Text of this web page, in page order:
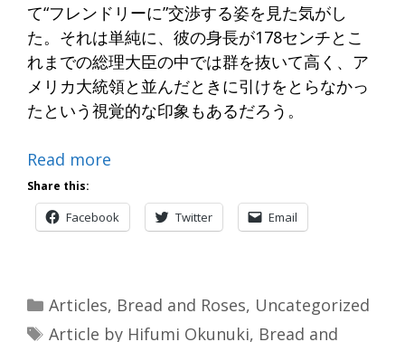
て“フレンドリーに”交渉する姿を見た気がし
た。それは単純に、彼の身長が178センチとこ
れまでの総理大臣の中では群を抜いて高く、ア
メリカ大統領と並んだときに引けをとらなかっ
たという視覚的な印象もあるだろう。
Read more
Share this:
Facebook Twitter Email
Categories
Articles, Bread and Roses, Uncategorized
Tags
Article by Hifumi Okunuki, Bread and